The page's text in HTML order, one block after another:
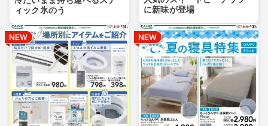
ィック氷のう
に新味が登場